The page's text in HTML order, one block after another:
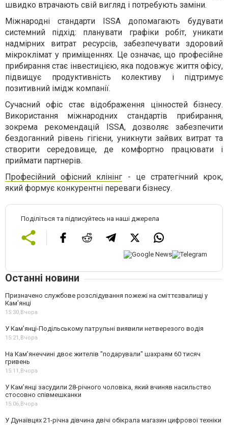
швидко втрачають свій вигляд і потребують заміни.
Міжнародні стандарти ISSA допомагають будувати
системний підхід: планувати графіки робіт, уникати
надмірних витрат ресурсів, забезпечувати здоровий
мікроклімат у приміщеннях. Це означає, що професійне
прибирання стає інвестицією, яка подовжує життя офісу,
підвищує продуктивність колективу і підтримує
позитивний імідж компанії.
Сучасний офіс стає відображення цінностей бізнесу.
Використання міжнародних стандартів прибирання,
зокрема рекомендацій ISSA, дозволяє забезпечити
бездоганний рівень гігієни, уникнути зайвих витрат та
створити середовище, де комфортно працювати і
приймати партнерів.
Професійний офісний клінінг - це стратегічний крок,
який формує конкурентні переваги бізнесу.
Поділіться та підписуйтесь на наші джерела
Останні новини
Призначено службове розслідування пожежі на сміттєзвалищі у
Кам’янці
15:30, Вчора
У Кам’янці-Подільському патрульні виявили нетверезого водія
15:21, Вчора
На Камʼянеччині двоє жителів "подарували" шахраям 60 тисяч
гривень
15:11, Вчора
У Камʼянці засудили 28-річного чоловіка, який вчиняв насильство
стосовно співмешканки
15:06, Вчора
У Дунаївцях 21-річна дівчина двічі обікрала магазин цифрової техніки